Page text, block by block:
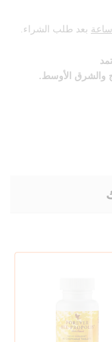
بعد طلب الشراء.
والشرق الأوسط.